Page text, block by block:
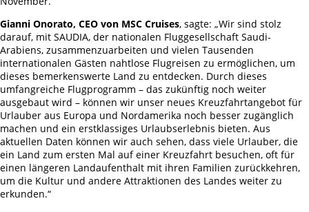
Gianni Onorato, CEO von MSC Cruises, sagte: „Wir sind stolz
darauf, mit SAUDIA, der nationalen Fluggesellschaft Saudi-
Arabiens, zusammenzuarbeiten und vielen Tausenden
internationalen Gästen nahtlose Flugreisen zu ermöglichen, um
dieses bemerkenswerte Land zu entdecken. Durch dieses
umfangreiche Flugprogramm – das zukünftig noch weiter
ausgebaut wird – können wir unser neues Kreuzfahrtangebot für
Urlauber aus Europa und Nordamerika noch besser zugänglich
machen und ein erstklassiges Urlaubserlebnis bieten. Aus
aktuellen Daten können wir auch sehen, dass viele Urlauber, die
ein Land zum ersten Mal auf einer Kreuzfahrt besuchen, oft für
einen längeren Landaufenthalt mit ihren Familien zurückkehren,
um die Kultur und andere Attraktionen des Landes weiter zu
erkunden.“